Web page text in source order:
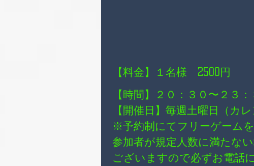
【料金】１名様 2500円
【時間】２０：３０〜２３：
【開催日】毎週土曜日（カ
※予約制にてフリーゲームを
参加者が規定人数に満たな
ございますので必ずお電話